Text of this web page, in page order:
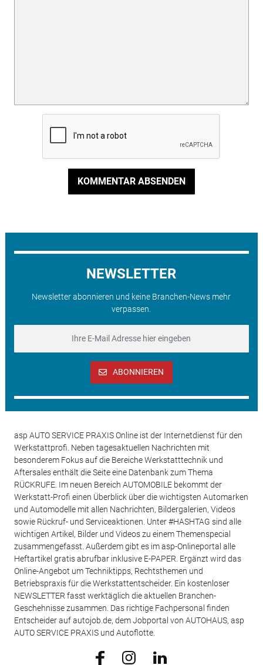
KOMMENTAR ABSENDEN
NEWSLETTER
Newsletter abonnieren und keine Branchen-News mehr
verpassen.
ABONNIEREN
asp AUTO SERVICE PRAXIS Online ist der Internetdienst für den
Werkstattprofi. Neben tagesaktuellen Nachrichten mit
besonderem Fokus auf die Bereiche Werkstatttechnik und
Aftersales enthält die Seite eine Datenbank zum Thema
RÜCKRUFE. Im neuen Bereich AUTOMOBILE bekommt der
Werkstatt-Profi einen Überblick über die wichtigsten Automarken
und Automodelle mit allen Nachrichten, Bildergalerien, Videos
sowie Rückruf- und Serviceaktionen. Unter #HASHTAG sind alle
wichtigen Artikel, Bilder und Videos zu einem Themenspecial
zusammengefasst. Außerdem gibt es im asp-Onlineportal alle
Heftartikel gratis abrufbar inklusive E-PAPER. Ergänzt wird das
Online-Angebot um Techniktipps, Rechtsthemen und
Betriebspraxis für die Werkstattentscheider. Ein kostenloser
NEWSLETTER fasst werktäglich die aktuellen Branchen-
Geschehnisse zusammen. Das richtige Fachpersonal finden
Entscheider auf autojob.de, dem Jobportal von AUTOHAUS, asp
AUTO SERVICE PRAXIS und Autoflotte.